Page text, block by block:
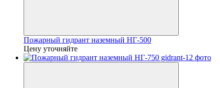
Пожарный гидрант наземный НГ-500
Цену уточняйте